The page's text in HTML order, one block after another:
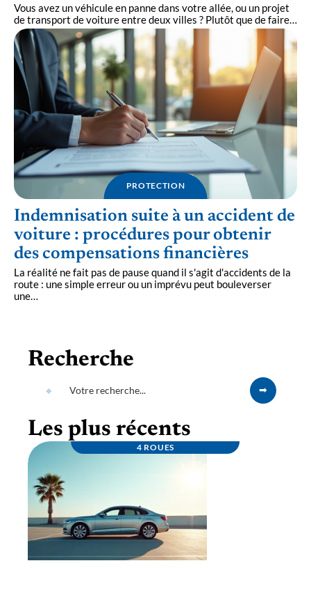
Vous avez un véhicule en panne dans votre allée, ou un projet
de transport de voiture entre deux villes ? Plutôt que de faire…
PROTECTION
Indemnisation suite à un accident de
voiture : procédures pour obtenir
des compensations financières
La réalité ne fait pas de pause quand il s'agit d'accidents de la
route : une simple erreur ou un imprévu peut bouleverser
une
Recherche
Les plus récents
4 ROUES